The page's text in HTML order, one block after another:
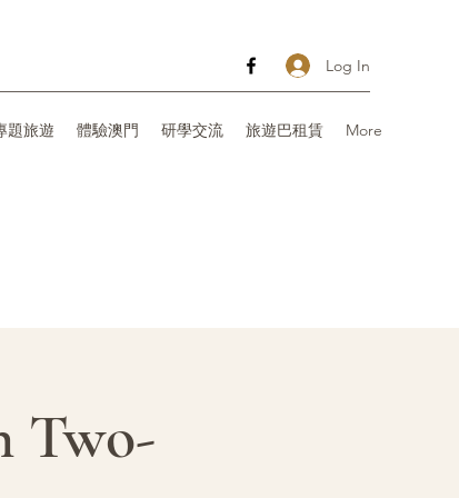
Log In
題旅遊 體驗澳門 研學交流 旅遊巴租賃 More
Two-